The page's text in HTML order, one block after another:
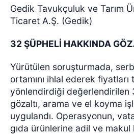
Gedik Tavukçuluk ve Tarım
Ticaret A.Ş. (Gedik)
32 ŞÜPHELİ HAKKINDA
Yürütülen soruşturmada,
ortamını ihlal ederek
yönlendirdiği değerlendirilen
gözaltı, arama ve el koyma
uygulandı. Operasyonun,
gıda ürünlerine adil ve makul